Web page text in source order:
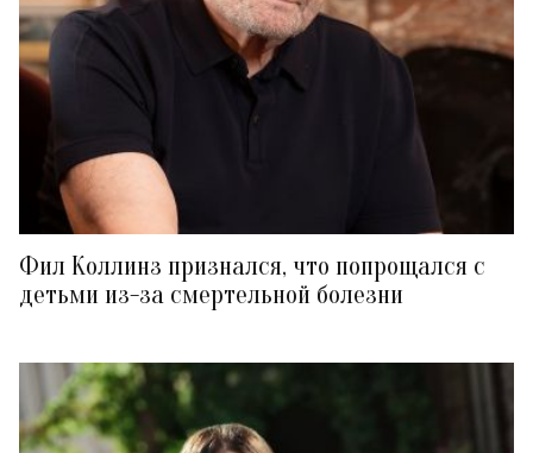
Фил Коллинз признался, что попрощался с
детьми из-за смертельной болезни